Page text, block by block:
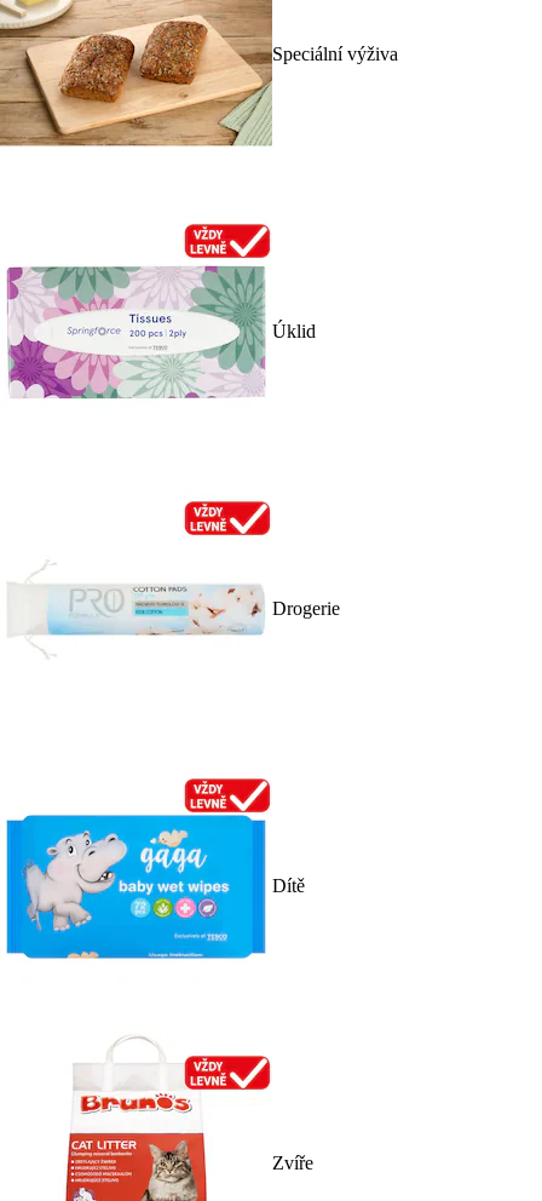
Speciální výživa
Úklid
Drogerie
Dítě
Zvíře